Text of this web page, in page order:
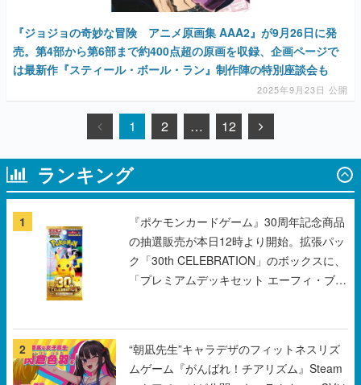
『ジョジョの奇妙な冒険 アニメ原画集 AAA2』が9月26日に発
売。第4部から第6部まで約400点超の原画を収録、企画ページで
は最新作『スティール・ボール・ラン』制作陣の特別座談会も
2025年9月23日 公開
1 2 … 12
ランキング
1
『ポケモンカードゲーム』30周年記念商品
の抽選販売が本日12時より開始。拡張パッ
ク「30th CELEBRATION」のボックスに、
「プレミアムデッキセット エーフィ・ブラ
2
“朝凪先生”キャラデザのフィットネスリズ
ムゲーム『がんばれ！チアリズム』Steam